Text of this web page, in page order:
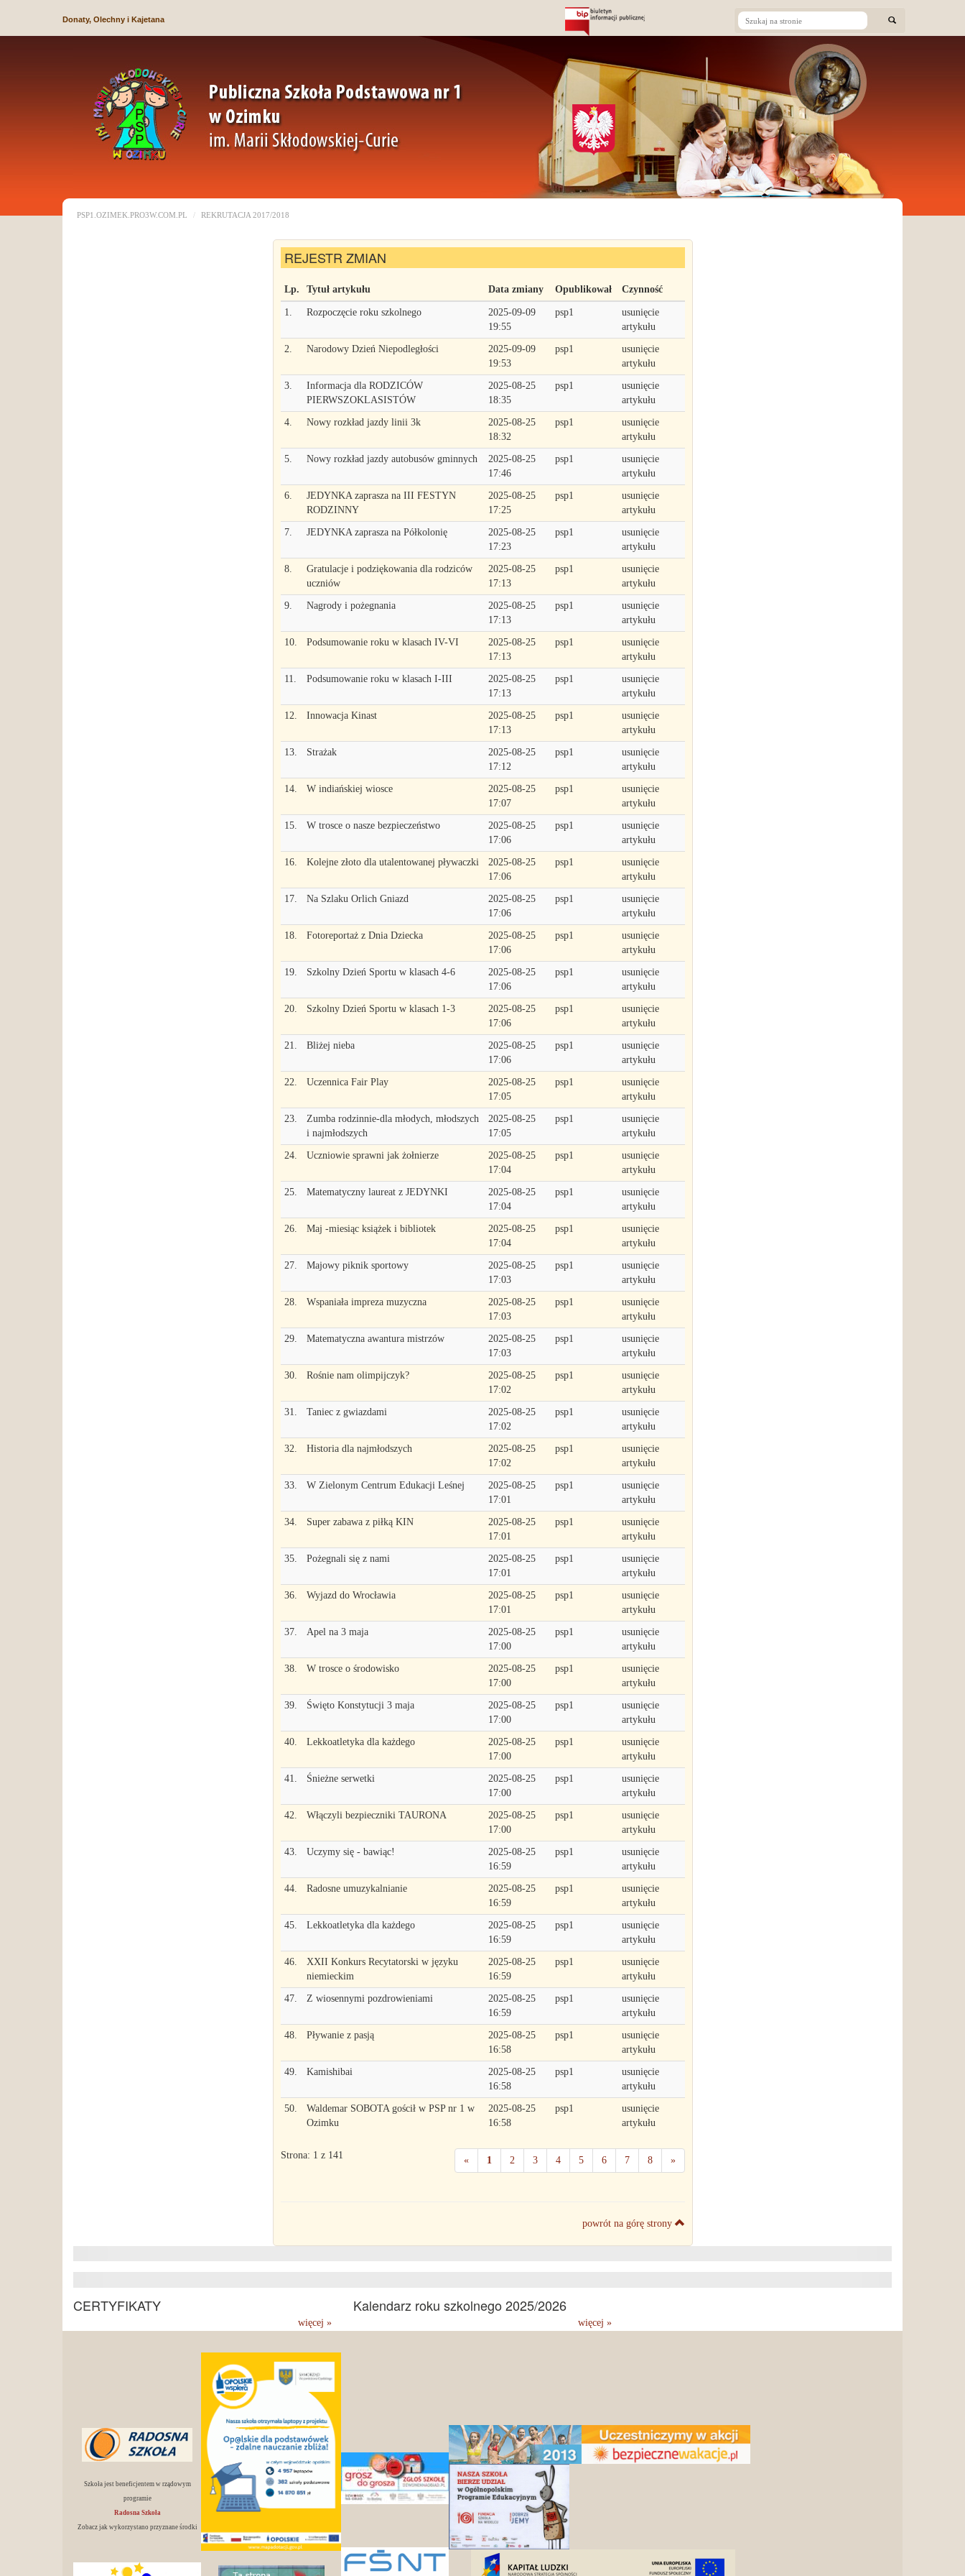
Donaty, Olechny i Kajetana
PSP1.OZIMEK.PRO3W.COM.PL REKRUTACJA 2017/2018
REJESTR ZMIAN
Lp. Tytuł artykułu Data zmiany Opublikował Czynność
1. Rozpoczęcie roku szkolnego
2025-09-09
19:55
psp1
usunięcie
artykułu
2. Narodowy Dzień Niepodległości
2025-09-09
19:53
psp1
usunięcie
artykułu
3.
Informacja dla RODZICÓW
PIERWSZOKLASISTÓW
2025-08-25
18:35
psp1
usunięcie
artykułu
4. Nowy rozkład jazdy linii 3k
2025-08-25
18:32
psp1
usunięcie
artykułu
5. Nowy rozkład jazdy autobusów gminnych
2025-08-25
17:46
psp1
usunięcie
artykułu
6.
JEDYNKA zaprasza na III FESTYN
RODZINNY
2025-08-25
17:25
psp1
usunięcie
artykułu
7. JEDYNKA zaprasza na Półkolonię
2025-08-25
17:23
psp1
usunięcie
artykułu
8.
Gratulacje i podziękowania dla rodziców
uczniów
2025-08-25
17:13
psp1
usunięcie
artykułu
9. Nagrody i pożegnania
2025-08-25
17:13
psp1
usunięcie
artykułu
10. Podsumowanie roku w klasach IV-VI
2025-08-25
17:13
psp1
usunięcie
artykułu
11. Podsumowanie roku w klasach I-III
2025-08-25
17:13
psp1
usunięcie
artykułu
12. Innowacja Kinast
2025-08-25
17:13
psp1
usunięcie
artykułu
13. Strażak
2025-08-25
17:12
psp1
usunięcie
artykułu
14. W indiańskiej wiosce
2025-08-25
17:07
psp1
usunięcie
artykułu
15. W trosce o nasze bezpieczeństwo
2025-08-25
17:06
psp1
usunięcie
artykułu
16. Kolejne złoto dla utalentowanej pływaczki
2025-08-25
17:06
psp1
usunięcie
artykułu
17. Na Szlaku Orlich Gniazd
2025-08-25
17:06
psp1
usunięcie
artykułu
18. Fotoreportaż z Dnia Dziecka
2025-08-25
17:06
psp1
usunięcie
artykułu
19. Szkolny Dzień Sportu w klasach 4-6
2025-08-25
17:06
psp1
usunięcie
artykułu
20. Szkolny Dzień Sportu w klasach 1-3
2025-08-25
17:06
psp1
usunięcie
artykułu
21. Bliżej nieba
2025-08-25
17:06
psp1
usunięcie
artykułu
22. Uczennica Fair Play
2025-08-25
17:05
psp1
usunięcie
artykułu
23.
Zumba rodzinnie-dla młodych, młodszych
i najmłodszych
2025-08-25
17:05
psp1
usunięcie
artykułu
24. Uczniowie sprawni jak żołnierze
2025-08-25
17:04
psp1
usunięcie
artykułu
25. Matematyczny laureat z JEDYNKI
2025-08-25
17:04
psp1
usunięcie
artykułu
26. Maj -miesiąc książek i bibliotek
2025-08-25
17:04
psp1
usunięcie
artykułu
27. Majowy piknik sportowy
2025-08-25
17:03
psp1
usunięcie
artykułu
28. Wspaniała impreza muzyczna
2025-08-25
17:03
psp1
usunięcie
artykułu
29. Matematyczna awantura mistrzów
2025-08-25
17:03
psp1
usunięcie
artykułu
30. Rośnie nam olimpijczyk?
2025-08-25
17:02
psp1
usunięcie
artykułu
31. Taniec z gwiazdami
2025-08-25
17:02
psp1
usunięcie
artykułu
32. Historia dla najmłodszych
2025-08-25
17:02
psp1
usunięcie
artykułu
33. W Zielonym Centrum Edukacji Leśnej
2025-08-25
17:01
psp1
usunięcie
artykułu
34. Super zabawa z piłką KIN
2025-08-25
17:01
psp1
usunięcie
artykułu
35. Pożegnali się z nami
2025-08-25
17:01
psp1
usunięcie
artykułu
36. Wyjazd do Wrocławia
2025-08-25
17:01
psp1
usunięcie
artykułu
37. Apel na 3 maja
2025-08-25
17:00
psp1
usunięcie
artykułu
38. W trosce o środowisko
2025-08-25
17:00
psp1
usunięcie
artykułu
39. Święto Konstytucji 3 maja
2025-08-25
17:00
psp1
usunięcie
artykułu
40. Lekkoatletyka dla każdego
2025-08-25
17:00
psp1
usunięcie
artykułu
41. Śnieżne serwetki
2025-08-25
17:00
psp1
usunięcie
artykułu
42. Włączyli bezpieczniki TAURONA
2025-08-25
17:00
psp1
usunięcie
artykułu
43. Uczymy się - bawiąc!
2025-08-25
16:59
psp1
usunięcie
artykułu
44. Radosne umuzykalnianie
2025-08-25
16:59
psp1
usunięcie
artykułu
45. Lekkoatletyka dla każdego
2025-08-25
16:59
psp1
usunięcie
artykułu
46.
XXII Konkurs Recytatorski w języku
niemieckim
2025-08-25
16:59
psp1
usunięcie
artykułu
47. Z wiosennymi pozdrowieniami
2025-08-25
16:59
psp1
usunięcie
artykułu
48. Pływanie z pasją
2025-08-25
16:58
psp1
usunięcie
artykułu
49. Kamishibai
2025-08-25
16:58
psp1
usunięcie
artykułu
50.
Waldemar SOBOTA gościł w PSP nr 1 w
Ozimku
2025-08-25
16:58
psp1
usunięcie
artykułu
Strona: 1 z 141 « 1 2 3 4 5 6 7 8 »
powrót na górę strony
CERTYFIKATY
więcej »
Kalendarz roku szkolnego 2025/2026
więcej »
Szkoła jest beneficjentem w rządowym
programie
Radosna Szkoła
Zobacz jak wykorzystano przyznane środki